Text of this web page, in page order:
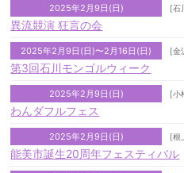
2025年2月9日(日) [石
異流競演 狂言の会
2025年2月9日(日)〜2月16日(日) [金
第3回石川モンゴルウィーク
2025年2月9日(日) [小
わんダフルフェス
2025年2月9日(日) [根
能美市誕生20周年フェスティバル